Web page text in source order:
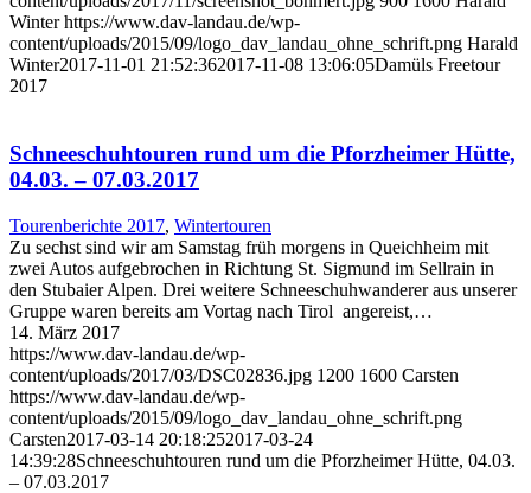
Winter https://www.dav-landau.de/wp-
content/uploads/2015/09/logo_dav_landau_ohne_schrift.png Harald
Winter2017-11-01 21:52:362017-11-08 13:06:05Damüls Freetour
2017
Schneeschuhtouren rund um die Pforzheimer Hütte,
04.03. – 07.03.2017
Tourenberichte 2017, Wintertouren
Zu sechst sind wir am Samstag früh morgens in Queichheim mit
zwei Autos aufgebrochen in Richtung St. Sigmund im Sellrain in
den Stubaier Alpen. Drei weitere Schneeschuhwanderer aus unserer
Gruppe waren bereits am Vortag nach Tirol angereist,…
14. März 2017
https://www.dav-landau.de/wp-
content/uploads/2017/03/DSC02836.jpg 1200 1600 Carsten
https://www.dav-landau.de/wp-
content/uploads/2015/09/logo_dav_landau_ohne_schrift.png
Carsten2017-03-14 20:18:252017-03-24
14:39:28Schneeschuhtouren rund um die Pforzheimer Hütte, 04.03.
– 07.03.2017